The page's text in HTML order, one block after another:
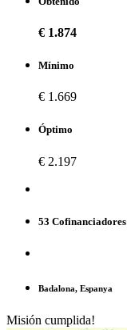
€ 1.874
Mínimo
€ 1.669
Óptimo
€ 2.197
53 Cofinanciadores
Badalona, Espanya
Misión cumplida!